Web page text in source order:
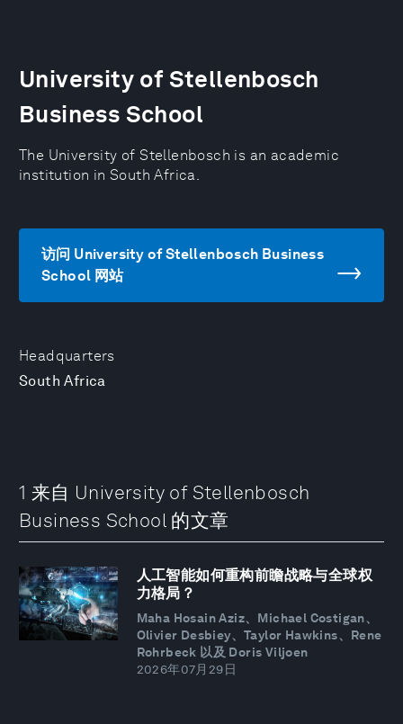
Headquarters
South Africa
University of Stellenbosch
Business School
The University of Stellenbosch is an academic
institution in South Africa.
访问 University of Stellenbosch Business
School 网站
1 来自 University of Stellenbosch
Business School 的文章
人工智能如何重构前瞻战略与全球权
力格局？
Maha Hosain Aziz、Michael Costigan、
Olivier Desbiey、Taylor Hawkins、Rene
Rohrbeck 以及 Doris Viljoen
2026年07月29日